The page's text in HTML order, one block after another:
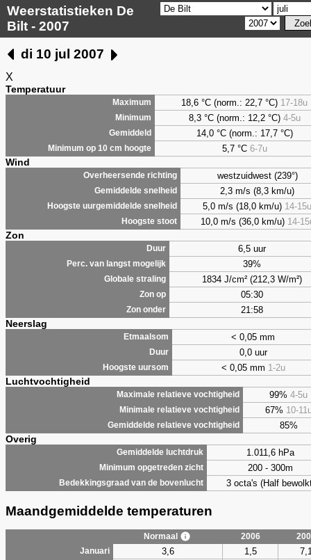
Weerstatistieken De
Bilt - 2007
di 10 jul 2007
X
Temperatuur
Maximum 18,6 °C (norm.: 22,7 °C) 17-18u
Minimum 8,3°C (norm.: 12,2 °C) 4-5u
Gemiddeld 14,0 °C (norm.: 17,7 °C)
Minimum op 10 cm hoogte 5,7°C 6-7u
Wind
Overheersende richting westzuidwest (239°)
Gemiddelde snelheid 2,3 m/s (8,3 km/u)
Hoogste uurgemiddelde snelheid 5,0 m/s (18,0 km/u) 14-15u
Hoogste stoot 10,0 m/s (36,0 km/u) 14-
Zon
Duur 6,5 uur
Perc. van langst mogelijk 39%
Globale straling 1834 J/cm² (212,3 W/m²)
Zon op 05:30
Zon onder 21:58
Neerslag
Etmaalsom < 0,05 mm
Duur 0,0 uur
Hoogste uursom < 0,05 mm 1-2u
Luchtvochtigheid
Maximale relatieve vochtigheid 99% 4-5u
Minimale relatieve vochtigheid 67% 10-
Gemiddelde relatieve vochtigheid 85%
Overig
Gemiddelde luchtdruk 1.011,6 hPa
Minimum opgetreden zicht 200 - 300m
Bedekkingsgraad van de bovenlucht 3 octa's (Half
Maandgemiddelde temperaturen
Normaal 2006
Januari
3,6 1,5